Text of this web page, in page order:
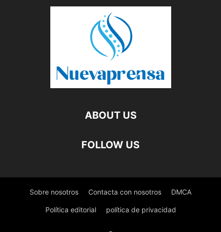
ABOUT US
FOLLOW US
Sobre nosotros Contacta con nosotros DMCA
Política editorial política de privacidad